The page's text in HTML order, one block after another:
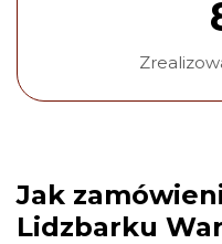
Jak
Lidzbarku